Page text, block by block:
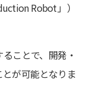
Robot」）
ことで、開発・
が可能となりま